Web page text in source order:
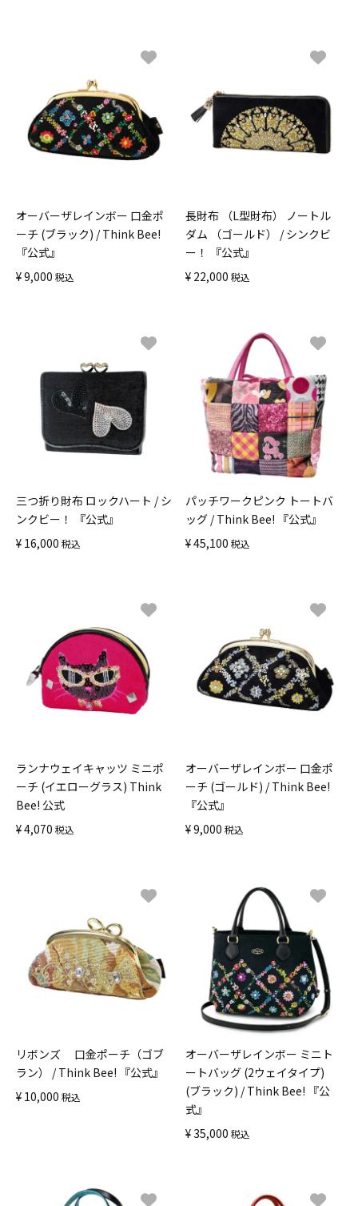
オーバーザレインボー 口金ポ
ーチ (ブラック) / Think Bee!
『公式』
¥9,000 税込
長財布 （L型財布） ノートル
ダム （ゴールド） / シンクビ
ー！ 『公式』
¥ 22,000 税込
三つ折り財布 ロックハート / シ
ンクビー！ 『公式』
¥ 16,000 税込
パッチワークピンク トートバ
ッグ / Think Bee! 『公式』
¥45,100 税込
ランナウェイキャッツ ミニポ
ーチ (イエローグラス) Think
Bee! 公式
¥4,070 税込
オーバーザレインボー 口金ポ
ーチ (ゴールド) / Think Bee!
『公式』
¥9,000 税込
リボンズ 口金ポーチ（ゴブ
ラン） / Think Bee! 『公式』
¥ 10,000 税込
オーバーザレインボー ミニト
ートバッグ (2ウェイタイプ)
(ブラック) / Think Bee! 『公
式』
¥35,000 税込